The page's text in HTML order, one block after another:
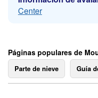
Center
Páginas populares de
Parte de nieve Guía